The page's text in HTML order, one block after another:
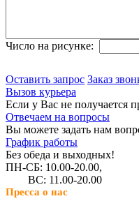
Число на рисунке:
Оставить запрос Заказ
Вызов курьера
Если у Вас не получается
Отвечаем на вопросы
Вы можете задать нам
График работы
Без обеда и выходных!
ПН-СБ: 10.00-20.00,
ВС: 11.00-20.00
Пресса о нас